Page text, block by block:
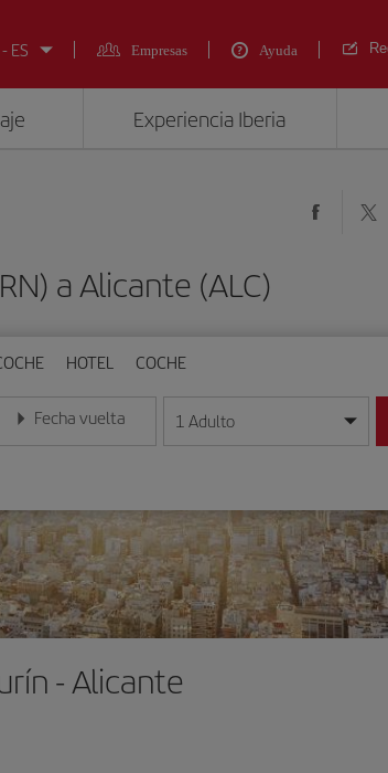
ES
Empresas Ayuda
Experiencia Iberia
a Alicante (ALC)
HOTEL COCHE
formato día/mes/año
Fecha vuelta
Introduce la fecha en formato día/mes/año
1 Adulto
- Alicante